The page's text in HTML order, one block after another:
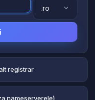
registrar
nameserverele)